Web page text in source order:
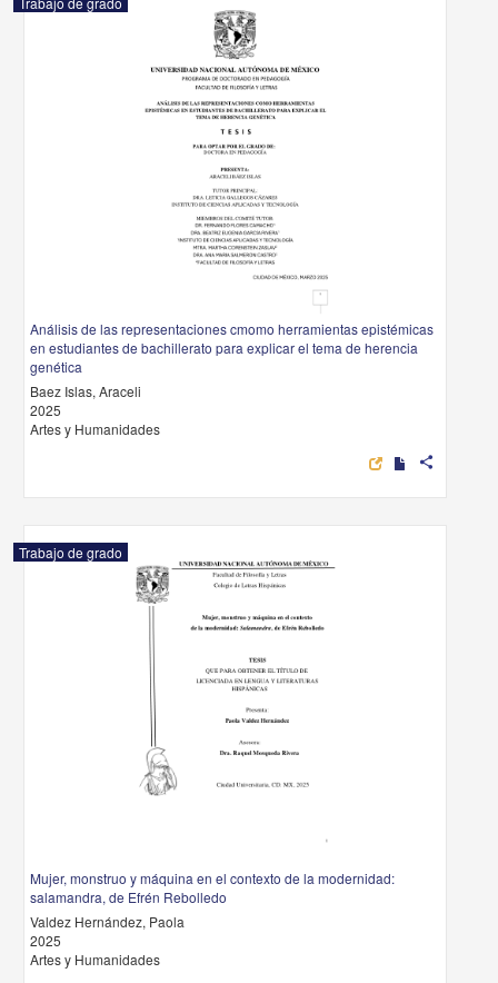
Análisis de las representaciones cmomo herramientas epistémicas
en estudiantes de bachillerato para explicar el tema de herencia
genética
Baez Islas, Araceli
2025
Artes y Humanidades
share
Trabajo de grado
Mujer, monstruo y máquina en el contexto de la modernidad:
salamandra, de Efrén Rebolledo
Valdez Hernández, Paola
2025
Artes y Humanidades